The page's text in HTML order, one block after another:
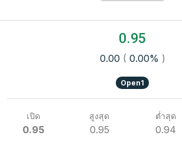
0.95
0.00 ( 0.00% )
Open1
เปิด
0.95
สูงสุด
0.95
ต่ำสุด
0.94